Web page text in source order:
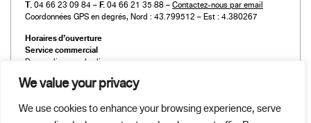
We value your privacy
We use cookies to enhance your browsing experience, serve
T. 04 66 23 09 84 – F. 04 66 21 35 88 – Contactez-nous par email
Coordonnées GPS en degrés, Nord : 43.799512 – Est : 4.380267
Horaires d’ouverture
Service commercial
Du mardi au vendredi :
Le samedi :